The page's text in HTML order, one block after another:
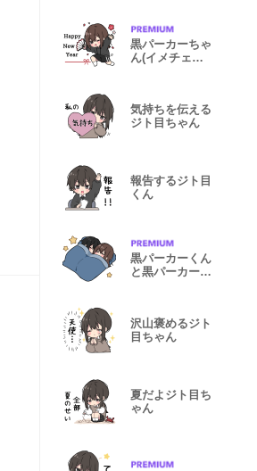
黒パーカーちゃ
ん(イメチェン)
気持ちを伝える
ジト目ちゃん
報告するジト目
くん
黒パーカーくん
と黒パーカーち
沢山褒めるジト
目ちゃん
夏だよジト目ち
ゃん